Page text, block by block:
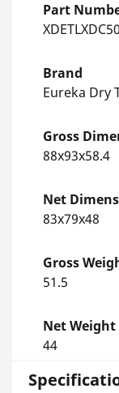
Part
Brand
Eureka Dry
Gross
88x93x58.4
Net
83x79x48
Gross
51.5
Net
44